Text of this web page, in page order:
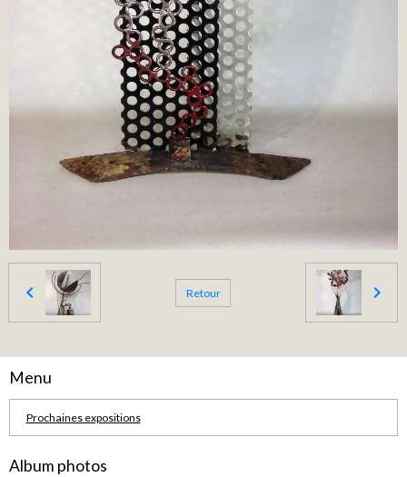
Retour
Menu
Prochaines expositions
Album photos